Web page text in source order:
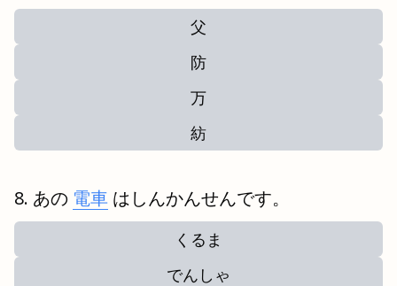
父
防
万
紡
あの 電車 はしんかんせんです。
くるま
でんしゃ